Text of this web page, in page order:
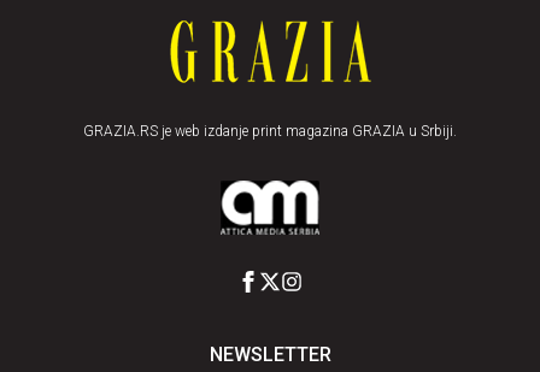
GRAZIA.RS je web izdanje print magazina GRAZIA u Srbiji.
NEWSLETTER